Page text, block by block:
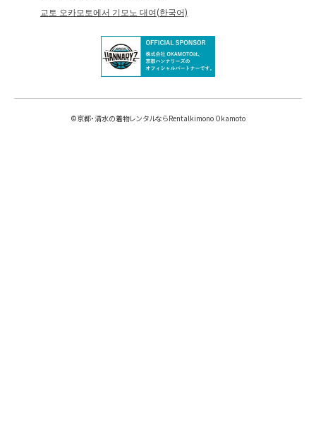
교토 오카모토에서 기모노 대여(한국어)
©京都・清水の着物レンタルならRentalkimono Okamoto